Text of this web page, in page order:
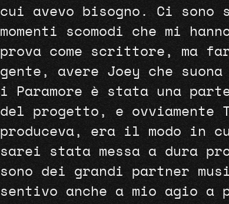
cui avevo bisogno. Ci
momenti scomodi che mi
prova come scrittore, ma
gente, avere Joey che
i Paramore è stata una
del progetto, e ovviamente
produceva, era il modo in
sarei stata messa a dura
sono dei grandi partner
sentivo anche a mio agio a